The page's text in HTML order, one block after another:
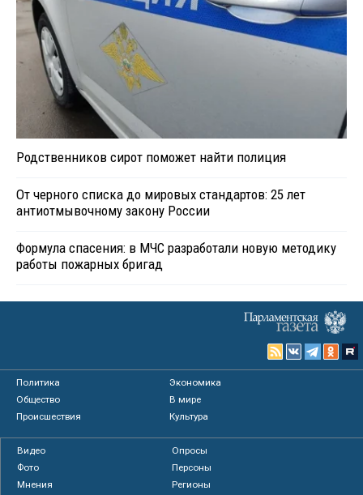
Родственников сирот поможет найти полиция
От черного списка до мировых стандартов: 25 лет
антиотмывочному закону России
Формула спасения: в МЧС разработали новую методику
работы пожарных бригад
Политика
Экономика
Общество
В мире
Происшествия
Культура
Видео
Опросы
Фото
Персоны
Мнения
Регионы